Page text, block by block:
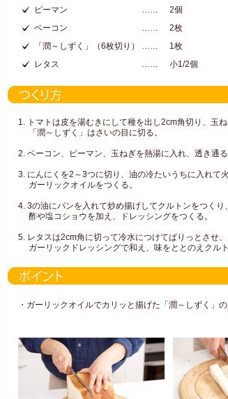
ピーマン
ベーコン
「潤～しずく」（6枚切り）
レタス
……
……
……
……
2個
2枚
1枚
小1/2個
1. トマトは皮を湯むきにして種を出し2cm角切り、玉
「潤～しずく」はさいの目に切る。
2. ベーコン、ピーマン、玉ねぎを熱湯に入れ、透き通
3. にんにくを2～3つに切り、油の冷たいうちに入れて
ガーリックオイルをつくる。
4. 3の油にパンを入れて炒め揚げしてクルトンをつく
酢や塩コショウを加え、ドレッシングをつくる。
5. レタスは2cm角に切って冷水につけてぱりっとさせ
ガーリックドレッシングで和え、味をととのえクルト
・ガーリックオイルでカリッと揚げた「潤～しずく」